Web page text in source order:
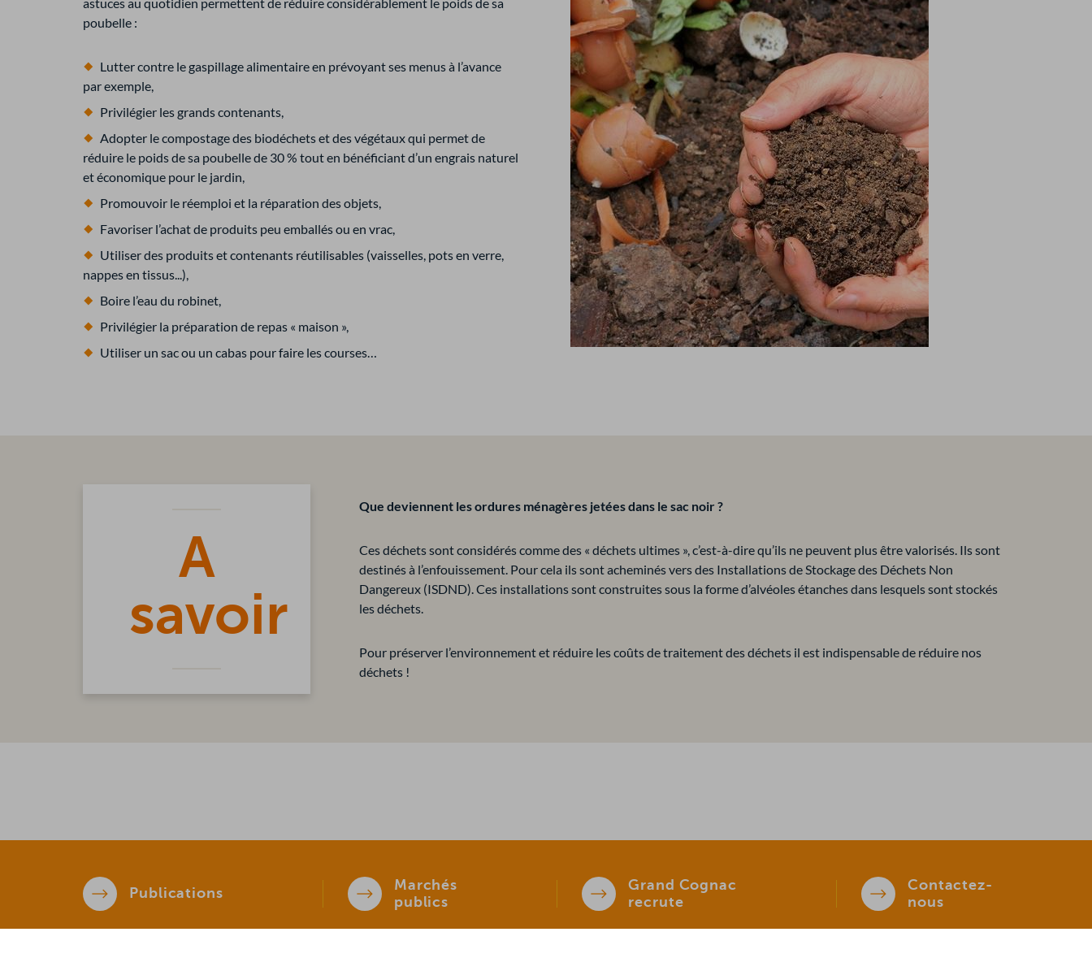
poubelle :
Lutter contre le gaspillage alimentaire en prévoyant ses menus à l’avance
par exemple,
Privilégier les grands contenants,
Adopter le compostage des biodéchets et des végétaux qui permet de
réduire le poids de sa poubelle de 30 % tout en bénéficiant d’un engrais naturel
et économique pour le jardin,
Promouvoir le réemploi et la réparation des objets,
Favoriser l’achat de produits peu emballés ou en vrac,
Utiliser des produits et contenants réutilisables (vaisselles, pots en verre,
nappes en tissus...),
Boire l’eau du robinet,
Privilégier la préparation de repas « maison »,
Utiliser un sac ou un cabas pour faire les courses…
A
savoir
Que deviennent les ordures ménagères jetées dans le sac noir ?
Ces déchets sont considérés comme des « déchets ultimes », c’est-à-dire qu’ils ne peuvent plus être valorisés. Ils sont
destinés à l’enfouissement. Pour cela ils sont acheminés vers des Installations de Stockage des Déchets Non
Dangereux (ISDND). Ces installations sont construites sous la forme d’alvéoles étanches dans lesquels sont stockés
les déchets.
Pour préserver l’environnement et réduire les coûts de traitement des déchets il est indispensable de réduire nos
déchets !
Publications
Marchés
publics
Grand Cognac
recrute
Contactez-
nous